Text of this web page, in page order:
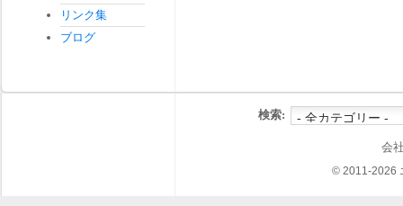
リンク集
ブログ
検索:
会
© 2011-2026